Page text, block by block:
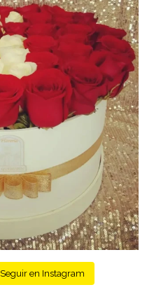
Seguir en Instagram